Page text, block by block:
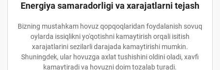
Energiya samaradorligi va xarajatlarni tejash
Bizning mustahkam hovuz qopqoqlaridan foydalanish sovuq
oylarda issiqlikni yo'qotishni kamaytirish orqali isitish
xarajatlarini sezilarli darajada kamaytirishi mumkin.
Shuningdek, ular hovuzga axlat tushishini oldini oladi, xavfi
kamaytiradi va hovuzni doim tozalab turadi.